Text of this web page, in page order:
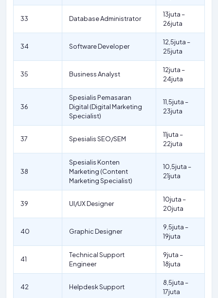
33 Database Administrator
13juta –
26juta
34 Software Developer
12,5juta –
25juta
35 Business Analyst
12juta –
24juta
36
Spesialis Pemasaran
Digital (Digital Marketing
Specialist)
11,5juta –
23juta
37 Spesialis SEO/SEM
11juta –
22juta
38
Spesialis Konten
Marketing (Content
Marketing Specialist)
10,5juta –
21juta
39 UI/UX Designer
10juta –
20juta
40 Graphic Designer
9,5juta –
19juta
41
Technical Support
Engineer
9juta –
18juta
42 Helpdesk Support
8,5juta –
17juta